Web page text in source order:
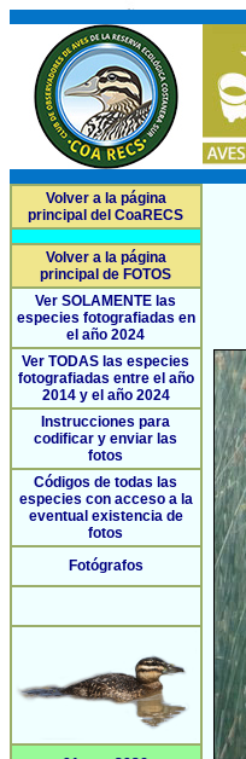
Volver a la página
principal del CoaRECS
Volver a la página
principal de FOTOS
Ver SOLAMENTE las
especies fotografiadas en
el año 2024
Ver TODAS las especies
fotografiadas entre el año
2014 y el año 2024
Instrucciones para
codificar y enviar las
fotos
Códigos de todas las
especies con acceso a la
eventual existencia de
fotos
Fotógrafos